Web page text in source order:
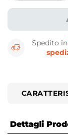
Spedito in
Dettagli